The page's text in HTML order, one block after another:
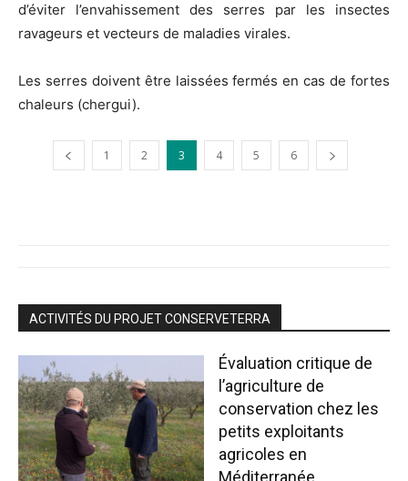
d’éviter l’envahissement des serres par les insectes
ravageurs et vecteurs de maladies virales.
Les serres doivent être laissées fermés en cas de fortes
chaleurs (chergui).
1 2 3 4 5 6
ACTIVITÉS DU PROJET CONSERVETERRA
Évaluation critique de
l’agriculture de
conservation chez les
petits exploitants
agricoles en
Méditerranée